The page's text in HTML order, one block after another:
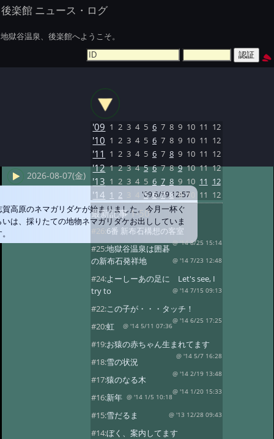
後楽館 ニュース・ログ
地獄谷温泉、後楽館へようこそ。
2026-08-07(金)
'09 6/19 12:57
賀高原のネマガリダケが始まりました。今月一杯ぐ
いは、採りたての地物ネマガリダケお出ししていま
'09 1 2 3 4 5 6 7 8 9 10 11 12
'10 1 2 3 4 5 6 7 8 9 10 11 12
'11 1 2 3 4 5 6 7 8 9 10 11 12
'12 1 2 3 4 5 6 7 8 9 10 11 12
'13 1 2 3 4 5 6 7 8 9 10 11 12
'14 1 2 3 4 5 6 7 8 9 10 11 12
最新記事1-50
#26:6番 新布石構想の客室
@ '14 8/25 15:14
#25:地獄谷温泉は囲碁
の新布石発祥地
@ '14 7/23 12:48
#24:よーしーあの足に Let's see, I
try to
@ '14 7/15 09:13
#22:この子が・・・タッチ！
@ '14 6/25 17:25
#20:虹 @ '14 5/11 07:36
#19:お猿の赤ちゃん生まれてます
@ '14 5/7 16:28
#18:雪の状況
@ '14 2/19 13:48
#17:猿のなる木
@ '14 1/20 15:33
#16:新年 @ '14 1/5 10:18
#15:雪だるま @ '13 12/28 09:43
#14:ぼく、案内してます